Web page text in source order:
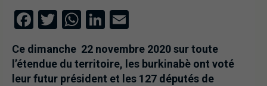
Facebook
Twitter
WhatsApp
LinkedIn
Ce dimanche 22 novembre 2020 sur toute
l’étendue du territoire, les burkinabè ont voté
leur futur président et les 127 députés de